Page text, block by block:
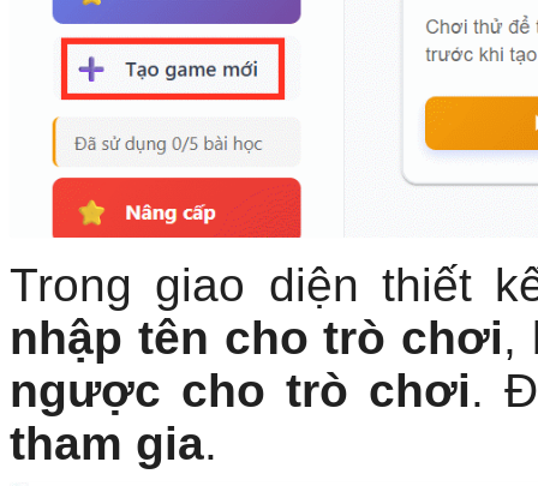
Trong giao diện thiết
nhập tên cho trò chơi,
ngược cho trò chơi.
tham gia.